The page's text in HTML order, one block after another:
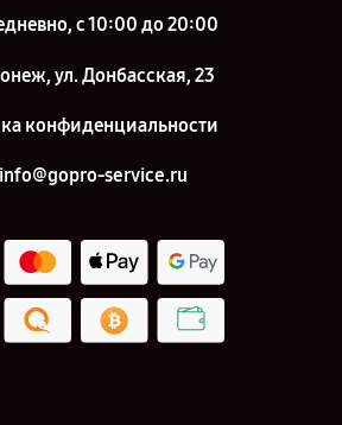
с 10:00 до 20:00
ул. Донбасская, 23
конфиденциальности
info@gopro-service.ru